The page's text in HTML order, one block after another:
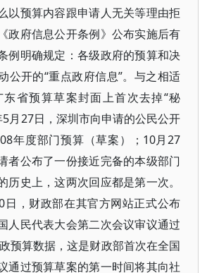
以预算内容跟申请人无关等理由拒
政府信息公开条例》公布实施后有
例明确规定：各级政府的预算和决
公开的“重点政府信息”。与之相适
东省预算草案封面上首次去掉“秘
5月27日，深圳市向申请的公民公开
年度部门预算（草案）；10月27
者公布了一份接近完备的本级部门
历史上，这两次回应都是第一次。
日，财政部在其官方网站正式公布
人民代表大会第二次会议审议通过
预算数据，这是财政部首次在全国
通过预算草案的第一时间将其向社